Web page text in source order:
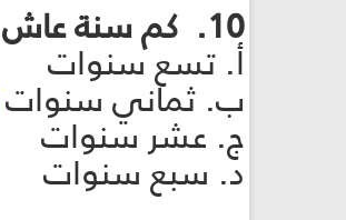
10. كم سنة عاش الإمام الجواد عليه السلام مع أبيه الإمام الرضا عليه السلام؟
أ. تسع سنوات
ب. ثماني سنوات
ج. عشر سنوات
د. سبع سنوات